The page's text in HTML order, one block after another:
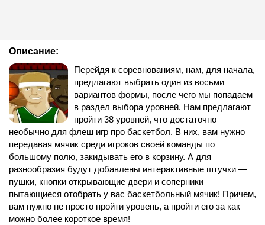
Описание:
Перейдя к соревнованиям, нам, для начала,
предлагают выбрать один из восьми
вариантов формы, после чего мы попадаем
в раздел выбора уровней. Нам предлагают
пройти 38 уровней, что достаточно
необычно для флеш игр про баскетбол. В них, вам нужно
передавая мячик среди игроков своей команды по
большому полю, закидывать его в корзину. А для
разнообразия будут добавлены интерактивные штучки —
пушки, кнопки открывающие двери и соперники
пытающиеся отобрать у вас баскетбольный мячик! Причем,
вам нужно не просто пройти уровень, а пройти его за как
можно более короткое время!